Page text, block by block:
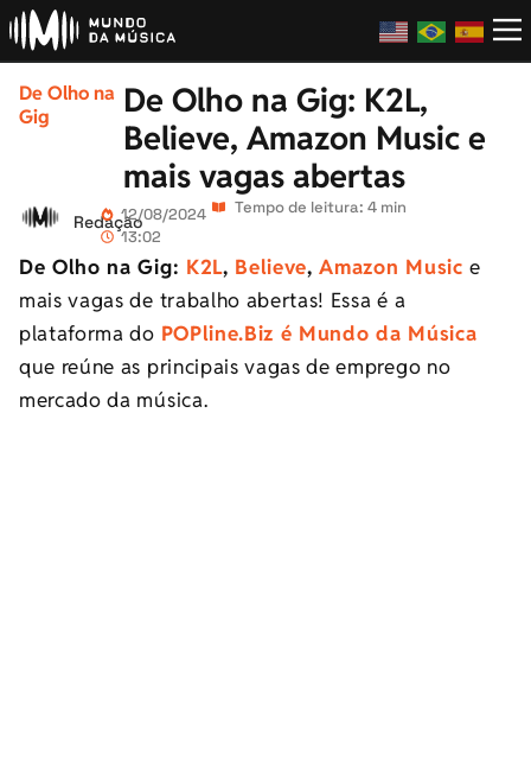
De Olho na
Gig
De Olho na Gig: K2L,
Believe, Amazon Music e
mais vagas abertas
Redação12/08/2024
13:02
Tempo de leitura: 4 min
De Olho na Gig: K2L, Believe,Amazon Musice
mais vagas de trabalho abertas! Essa é a
plataforma do POPline.Biz é Mundo da Música
que reúne as principais vagas de emprego no
mercado da música.